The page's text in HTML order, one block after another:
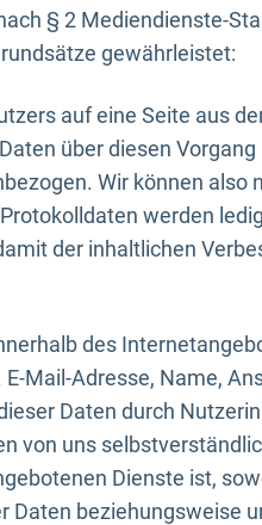
§ 2 Mediendienste-
gewährleistet:
auf eine Seite aus
über diesen
Wir können
werden
der inhaltlichen
des
Mail-Adresse, Name,
Daten durch
von uns
Dienste ist,
Daten beziehungsweise